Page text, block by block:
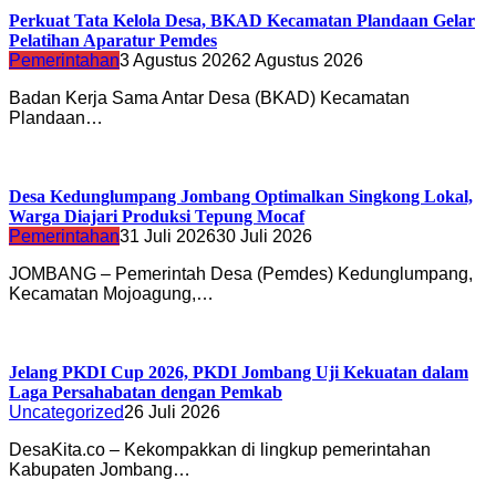
Perkuat Tata Kelola Desa, BKAD Kecamatan Plandaan Gelar
Pelatihan Aparatur Pemdes
Pemerintahan3 Agustus 20262 Agustus 2026
Badan Kerja Sama Antar Desa (BKAD) Kecamatan
Plandaan…
Desa Kedunglumpang Jombang Optimalkan Singkong Lokal,
Warga Diajari Produksi Tepung Mocaf
Pemerintahan31 Juli 202630 Juli 2026
JOMBANG – Pemerintah Desa (Pemdes) Kedunglumpang,
Kecamatan Mojoagung,…
Jelang PKDI Cup 2026, PKDI Jombang Uji Kekuatan dalam
Laga Persahabatan dengan Pemkab
Uncategorized26 Juli 2026
DesaKita.co – Kekompakkan di lingkup pemerintahan
Kabupaten Jombang…